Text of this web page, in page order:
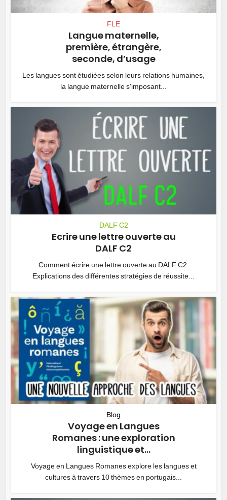
FLE
Langue maternelle,
première, étrangère,
seconde, d’usage
Les langues sont étudiées selon leurs relations humaines,
la langue maternelle s'imposant...
DALF C2
Ecrire une lettre ouverte au
DALF C2
Comment écrire une lettre ouverte au DALF C2.
Explications des différentes stratégies de réussite...
Blog
Voyage en Langues
Romanes : une exploration
linguistique et...
Voyage en Langues Romanes explore les langues et
cultures à travers 10 thèmes en portugais...